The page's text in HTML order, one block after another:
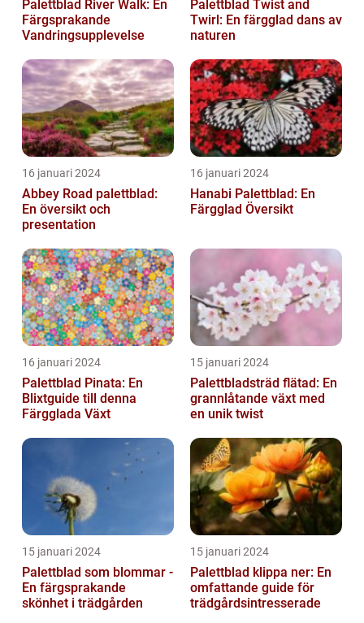
Palettblad River Walk: En
Färgsprakande
Vandringsupplevelse
Palettblad Twist and
Twirl: En färgglad dans av
naturen
16 januari 2024
Abbey Road palettblad:
En översikt och
presentation
16 januari 2024
Hanabi Palettblad: En
Färgglad Översikt
16 januari 2024
Palettblad Pinata: En
Blixtguide till denna
Färgglada Växt
15 januari 2024
Palettbladsträd flätad: En
grannlåtande växt med
en unik twist
15 januari 2024
Palettblad som blommar -
En färgsprakande
skönhet i trädgården
15 januari 2024
Palettblad klippa ner: En
omfattande guide för
trädgårdsintresserade